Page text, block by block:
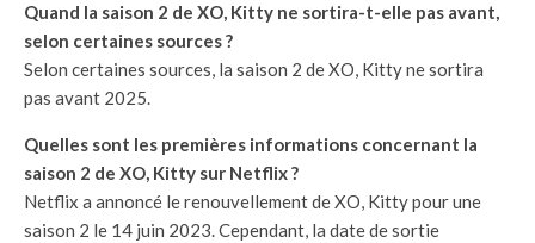
Quand la saison 2 de XO, Kitty ne sortira-t-elle pas avant,
selon certaines sources ?
Selon certaines sources, la saison 2 de XO, Kitty ne sortira
pas avant 2025.
Quelles sont les premières informations concernant la
saison 2 de XO, Kitty sur Netflix ?
Netflix a annoncé le renouvellement de XO, Kitty pour une
saison 2 le 14 juin 2023. Cependant, la date de sortie